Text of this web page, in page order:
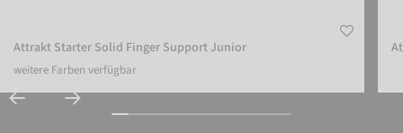
Attrakt Starter Solid Finger Support Junior
weitere Farben verfügbar